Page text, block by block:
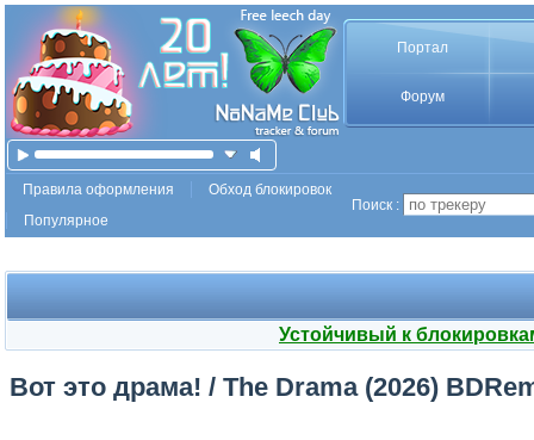
Портал
Форум
Правила оформления
Обход блокировок
Популярное
Поиск :
Устойчивый к
Вот это драма! / The Drama (2026)